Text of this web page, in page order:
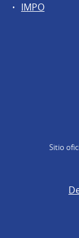
IMPO
Sitio